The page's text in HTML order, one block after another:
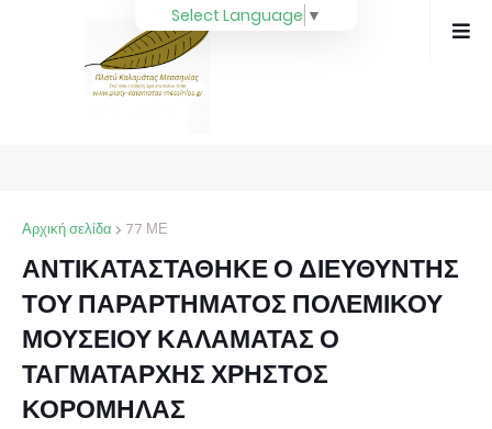
Αρχική σελίδα 77 ΜΕ
ΑΝΤΙΚΑΤΑΣΤΑΘΗΚΕ Ο ΔΙΕΥΘΥΝΤΗΣ
ΤΟΥ ΠΑΡΑΡΤΗΜΑΤΟΣ ΠΟΛΕΜΙΚΟΥ
ΜΟΥΣΕΙΟΥ ΚΑΛΑΜΑΤΑΣ Ο
ΤΑΓΜΑΤΑΡΧΗΣ ΧΡΗΣΤΟΣ
ΚΟΡΟΜΗΛΑΣ
Select Language ▼